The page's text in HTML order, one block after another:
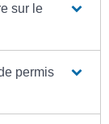
sur le
permis